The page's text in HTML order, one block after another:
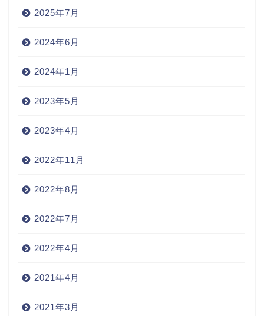
2025年7月
2024年6月
2024年1月
2023年5月
2023年4月
2022年11月
2022年8月
2022年7月
2022年4月
2021年4月
2021年3月